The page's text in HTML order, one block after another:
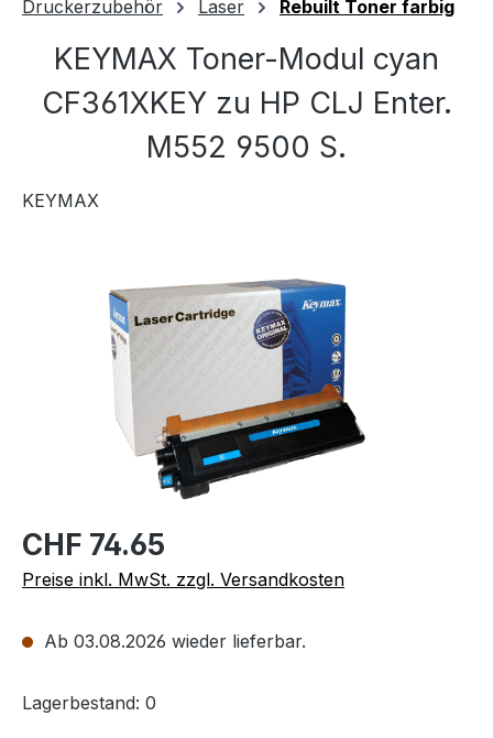
Druckerzubehör Laser Rebuilt Toner farbig
KEYMAX Toner-Modul cyan
CF361XKEY zu HP CLJ Enter.
M552 9500 S.
KEYMAX
CHF 74.65
Preise inkl. MwSt. zzgl. Versandkosten
Ab 03.08.2026 wieder lieferbar.
Lagerbestand: 0